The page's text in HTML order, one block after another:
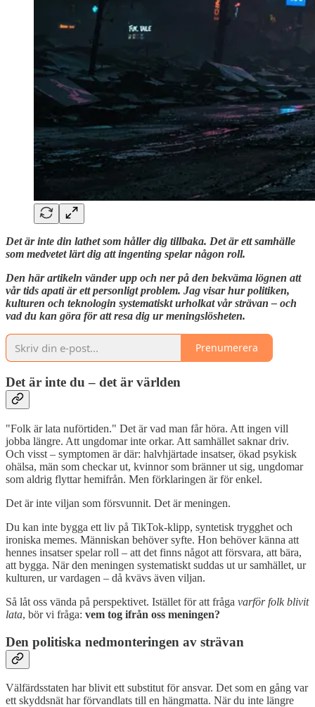
Det är inte din lathet som håller dig tillbaka. Det är ett samhälle
som medvetet lärt dig att ingenting spelar någon roll.
Den här artikeln vänder upp och ner på den bekväma lögnen att
vår tids apati är ett personligt problem. Jag visar hur politiken,
kulturen och teknologin systematiskt urholkat vår strävan – och
vad du kan göra för att resa dig ur meningslösheten.
Prenumerera
Det är inte du – det är världen
"Folk är lata nuförtiden." Det är vad man får höra. Att ingen vill
jobba längre. Att ungdomar inte orkar. Att samhället saknar driv.
Och visst – symptomen är där: halvhjärtade insatser, ökad psykisk
ohälsa, män som checkar ut, kvinnor som bränner ut sig, ungdomar
som aldrig flyttar hemifrån. Men förklaringen är för enkel.
Det är inte viljan som försvunnit. Det är meningen.
Du kan inte bygga ett liv på TikTok-klipp, syntetisk trygghet och
ironiska memes. Människan behöver syfte. Hon behöver känna att
hennes insatser spelar roll – att det finns något att försvara, att bära,
att bygga. När den meningen systematiskt suddas ut ur samhället, ur
kulturen, ur vardagen – då kvävs även viljan.
Så låt oss vända på perspektivet. Istället för att fråga varför folk blivit
lata, bör vi fråga: vem tog ifrån oss meningen?
Den politiska nedmonteringen av strävan
Välfärdsstaten har blivit ett substitut för ansvar. Det som en gång var
ett skyddsnät har förvandlats till en hängmatta. När du inte längre